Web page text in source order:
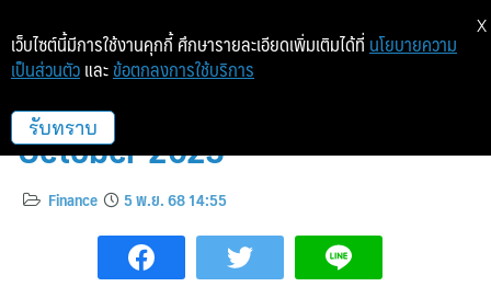
SET market report for
October 2025
Finance 5 พ.ย. 68 14:55
เว็บไซต์นี้มีการใช้งานคุกกี้ ศึกษารายละเอียดเพิ่มเติมได้ที่ นโยบายความ
เป็นส่วนตัว และ ข้อตกลงการใช้บริการ
รับทราบ
X